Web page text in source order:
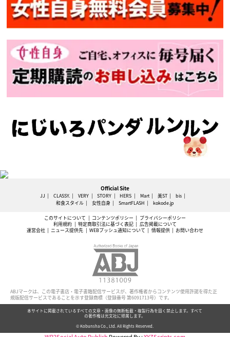
Official Site
JJ CLASSY. VERY STORY HERS Mart 美ST
bis
和食スタイル
女性自身 SmartFLASH kokode.jp
このサイトについて コンテンツポリシー
プライバシーポリシー
利用規約
特定商取引法に基づく表記
広告掲載について
運営会社
ニュース提供先 WEBプッシュ通知について 情報提供 お問い合わせ
ABJマークは、この電子書店・電子書籍配信サービスが、著作権者からコンテンツ使用許諾を得た正
規版配信サービスであることを示す登録商標（登録番号 第6091713号）です。
本サイトに掲載されているすべての文章・画像の無断転載・複製行為を固く禁止します。すべて
の著作権は光文社に帰属します。
© Kobunsha Co., Ltd. All Rights Reserved.